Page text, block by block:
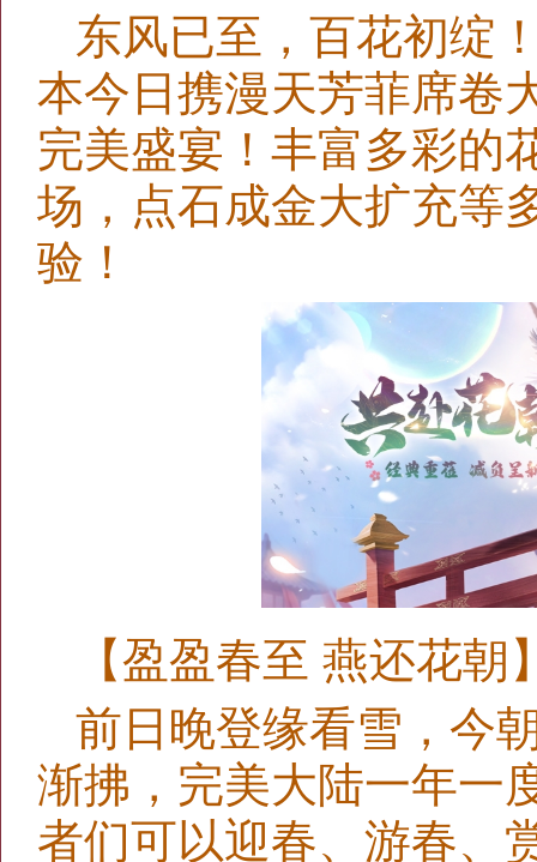
东风已至，百花初绽
本今日携漫天芳菲席卷
完美盛宴！丰富多彩的
场，点石成金大扩充等
验！
【盈盈春至 燕还花朝
前日晚登缘看雪，今
渐拂，完美大陆一年一
者们可以迎春、游春、